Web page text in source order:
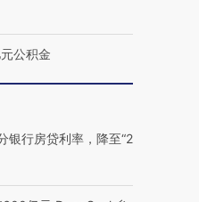
育部长拱下台
公积金
银行房贷利率，降至“2